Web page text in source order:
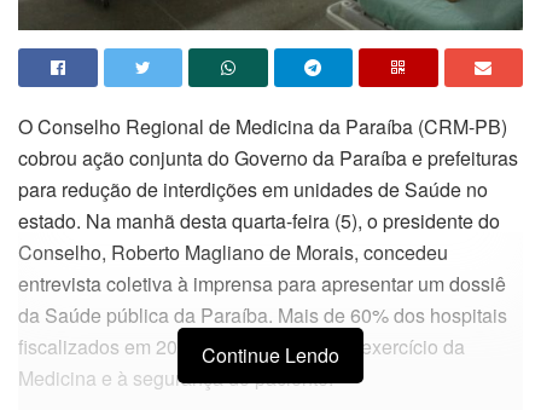
O Conselho Regional de Medicina da Paraíba (CRM-PB)
cobrou ação conjunta do Governo da Paraíba e prefeituras
para redução de interdições em unidades de Saúde no
estado. Na manhã desta quarta-feira (5), o presidente do
Conselho, Roberto Magliano de Morais, concedeu
entrevista coletiva à imprensa para apresentar um dossiê
da Saúde pública da Paraíba. Mais de 60% dos hospitais
fiscalizados em 2019 oferecem risco ao exercício da
Medicina e à segurança do paciente.
Continue Lendo